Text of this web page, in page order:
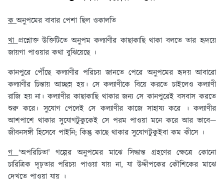
কঅনুপমের বাবার পেশা ছিল ওকালতি
খাপ্রশ্নোক্ত উক্তিটিতে অনুপম কল্যাণীর কাছাকাছি থাকা বলতে তার হৃদয়ে
জায়গা পাওয়ার কথা বুঝিয়েছে ।
কানপুরে পৌঁছে কল্যাণীর পরিচয় জানতে পেরে অনুপমের হৃদয় আবারো
কল্যাণীর চিন্তায় আচ্ছন্ন হয়। সে কল্যাণীকে বিয়ে করতে চাইলেও কল্যাণী
রাজি হয় না। কল্যাণীর কাছাকাছি থাকার জন্য সে কানপুরেই বসবাস করতে
শুরু করে। সুযোগ পেলেই সে কল্যাণীর কাজে সাহায্য করে । কল্যাণীর
আশপাশে থাকার সুযোগটুকুকেই সে পরম পাওয়া মনে করে আর ভাবে—
জীবনসঙ্গী হিসেবে পাইনি; কিন্তু কাছে থাকার সুযোগটুকুইবা কম কীসে ।
গ‘অপরিচিতা' গল্পের অনুপমের মাঝে সিদ্ধান্ত গ্রহণের ক্ষেত্রে কোনো
চারিত্রিক দৃঢ়তার পরিচয় পাওয়া যায় না, যা উদ্দীপকের কৌশিকের মাঝে
দেখতে পাওয়া যায় ।